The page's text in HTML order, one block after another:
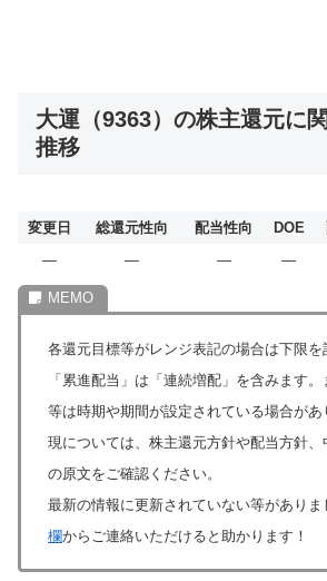
大運（9363）の株主還元に
推移
変更日 総還元性向 配当性向 DOE
―
― ― ―
各還元目標等がレンジ表記の場合は下限を
「累進配当」は「連続増配」を含みます
等は時期や期間が設定されている場合が
現については、株主還元方針や配当方針
の原文をご確認ください。
最新の情報に更新されていない等がありま
欄からご連絡いただけると助かります！